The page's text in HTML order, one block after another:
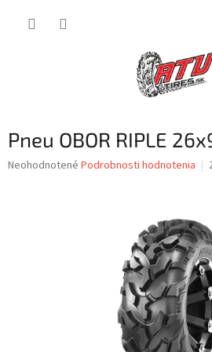
Pneu OBOR RIPLE
Priemerné
Neohodnotené Podrobnosti hodnotenia